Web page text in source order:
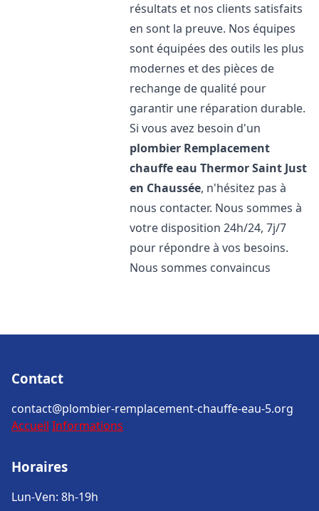
résultats et nos clients satisfaits
en sont la preuve. Nos équipes
sont équipées des outils les plus
modernes et des pièces de
rechange de qualité pour
garantir une réparation durable.
Si vous avez besoin d'un
plombier Remplacement
chauffe eau ThermorSaint Just
en Chaussée, n'hésitez pas à
nous contacter. Nous sommes à
votre disposition 24h/24, 7j/7
pour répondre à vos besoins.
Nous sommes convaincus
Contact
contact@plombier-remplacement-chauffe-eau-5.org
Accueil Informations
Horaires
Lun-Ven: 8h-19h